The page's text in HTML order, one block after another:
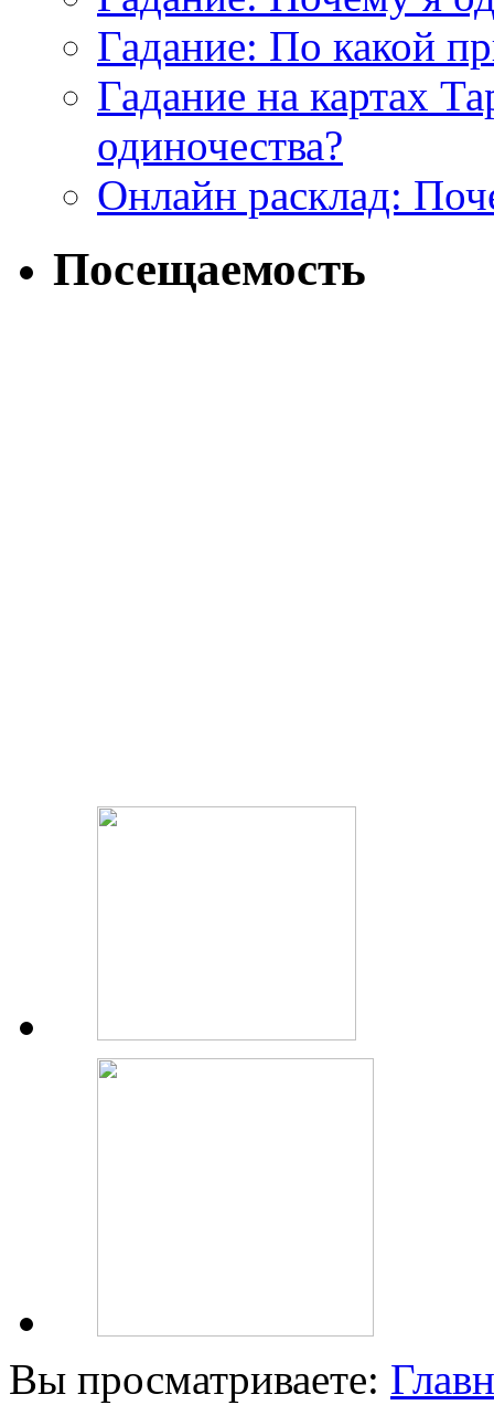
Гадание: По какой
Гадание на картах
одиночества?
Онлайн расклад:
Посещаемость
Вы просматриваете: